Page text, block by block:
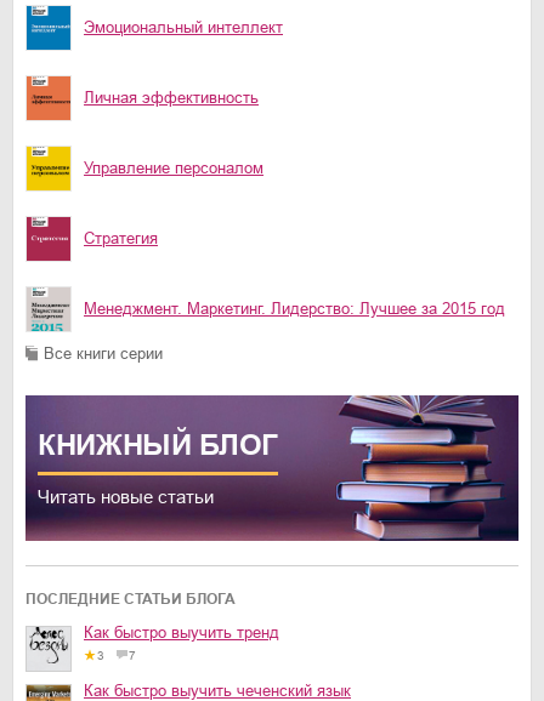
Эмоциональный интеллект
Личная эффективность
Управление персоналом
Стратегия
Менеджмент. Маркетинг. Лидерство: Лучшее за 2015 год
Все книги серии
КНИЖНЫЙ БЛОГ
Читать новые статьи
ПОСЛЕДНИЕ СТАТЬИ БЛОГА
Как быстро выучить тренд
3 7
Как быстро выучить чеченский язык